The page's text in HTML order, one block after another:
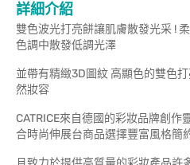
詳細介紹
雙色波光打亮餅讓肌膚散發光采 !
色調中散發低調光澤
並帶有精緻3D圖紋 高顯色的雙色
然妝容
CATRICE來自德國的彩妝品牌創
合時尚伸展台商品選擇豐富風格簡